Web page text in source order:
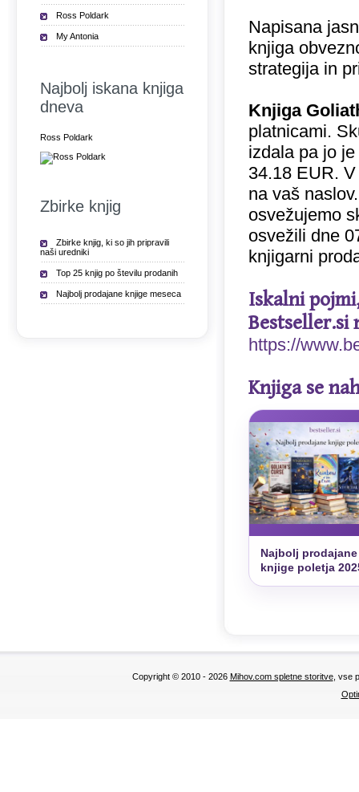
Napisana
knjiga
strategija in
Knjiga
platnicami.
izdala pa jo
34.18 EUR.
na vaš
osvežujemo
osvežili dne
knjigarni
Iskalni
Bestseller.si
https://
Knjiga se
Najbolj prodajane
knjige poletja
Ross Poldark
My Antonia
Najbolj iskana knjiga
dneva
Ross Poldark
Zbirke knjig
Zbirke knjig, ki so jih pripravili
naši uredniki
Top 25 knjig po številu prodanih
Najbolj prodajane knjige meseca
Copyright © 2010 - 2026 Mihov.com spletne storitve, vse